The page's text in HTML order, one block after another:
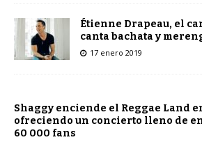
Étienne Drapeau, el
canta bachata y
17 enero 2019
Shaggy enciende el Reggae Land
ofreciendo un concierto lleno de
60 000 fans